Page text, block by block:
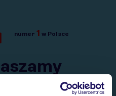
numer 1 w Polsce
na krótkie wakacje.